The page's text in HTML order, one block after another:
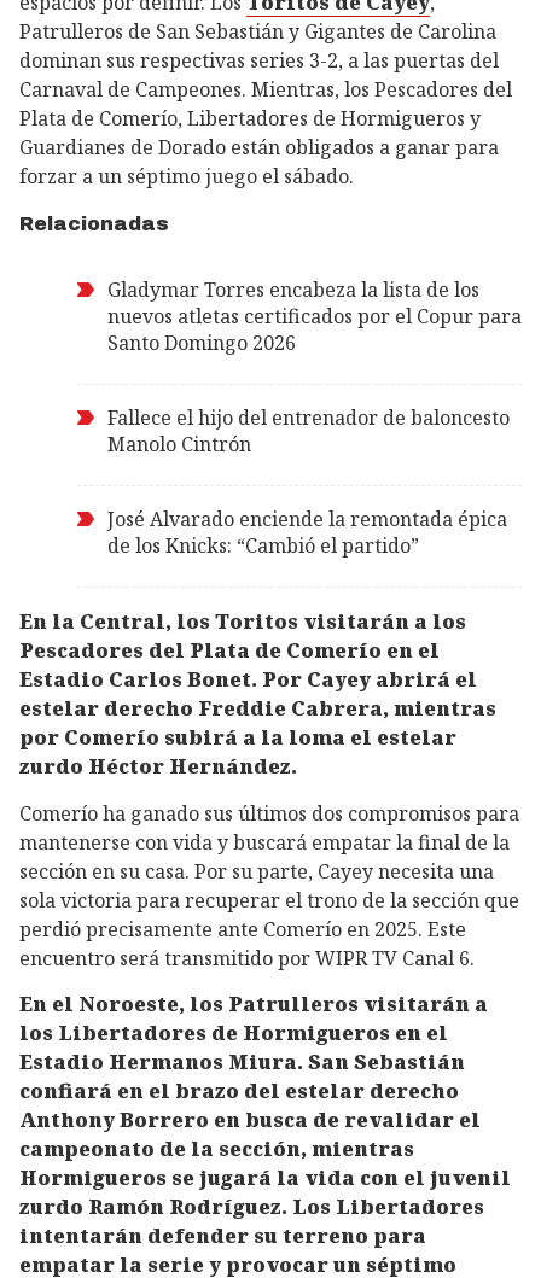
Patrulleros de San Sebastián y Gigantes de Carolina
dominan sus respectivas series 3-2, a las puertas del
Carnaval de Campeones. Mientras, los Pescadores del
Plata de Comerío, Libertadores de Hormigueros y
Guardianes de Dorado están obligados a ganar para
forzar a un séptimo juego el sábado.
Relacionadas
Gladymar Torres encabeza la lista de los
nuevos atletas certificados por el Copur para
Santo Domingo 2026
Fallece el hijo del entrenador de baloncesto
Manolo Cintrón
José Alvarado enciende la remontada épica
de los Knicks: “Cambió el partido”
En la Central, los Toritos visitarán a los
Pescadores del Plata de Comerío en el
Estadio Carlos Bonet. Por Cayey abrirá el
estelar derecho Freddie Cabrera, mientras
por Comerío subirá a la loma el estelar
zurdo Héctor Hernández.
Comerío ha ganado sus últimos dos compromisos para
mantenerse con vida y buscará empatar la final de la
sección en su casa. Por su parte, Cayey necesita una
sola victoria para recuperar el trono de la sección que
perdió precisamente ante Comerío en 2025. Este
encuentro será transmitido por WIPR TV Canal 6.
En el Noroeste, los Patrulleros visitarán a
los Libertadores de Hormigueros en el
Estadio Hermanos Miura. San Sebastián
confiará en el brazo del estelar derecho
Anthony Borrero en busca de revalidar el
campeonato de la sección, mientras
Hormigueros se jugará la vida con el juvenil
zurdo Ramón Rodríguez. Los Libertadores
intentarán defender su terreno para
empatar la serie y provocar un séptimo